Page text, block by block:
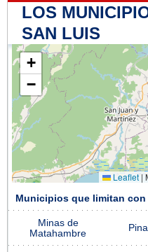
LOS
SAN LUIS
+
−
Leaflet |
Municipios que limitan con
Minas de
Matahambre